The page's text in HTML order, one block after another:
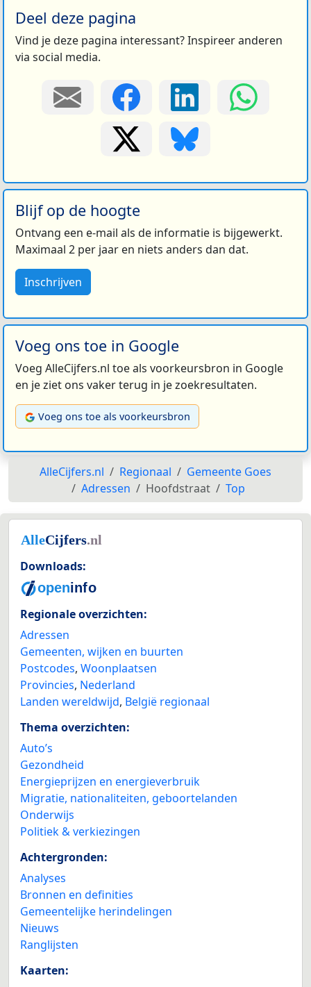
Deel deze pagina
Vind je deze pagina interessant? Inspireer anderen
via social media.
Blijf op de hoogte
Ontvang een e-mail als de informatie is bijgewerkt.
Maximaal 2 per jaar en niets anders dan dat.
Inschrijven
Voeg ons toe in Google
Voeg AlleCijfers.nl toe als voorkeursbron in Google
en je ziet ons vaker terug in je zoekresultaten.
Voeg ons toe als voorkeursbron
AlleCijfers.nl Regionaal
Gemeente Goes
Adressen
Hoofdstraat Top
Downloads:
Regionale overzichten:
Adressen
Gemeenten, wijken en buurten
Postcodes, Woonplaatsen
Provincies, Nederland
Landen wereldwijd, België regionaal
Thema overzichten:
Auto’s
Gezondheid
Energieprijzen en energieverbruik
Migratie, nationaliteiten, geboortelanden
Onderwijs
Politiek & verkiezingen
Achtergronden:
Analyses
Bronnen en definities
Gemeentelijke herindelingen
Nieuws
Ranglijsten
Kaarten: